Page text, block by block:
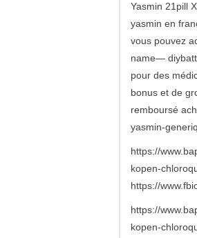
Yasmin 21pill
yasmin en
vous pouvez
name—
pour des
bonus et de
remboursé
yasmin-
https://
kopen-
https://
https://
kopen-